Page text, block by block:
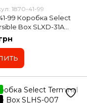
1870-41-99
99 Коробка Select
Box SLXD-31A